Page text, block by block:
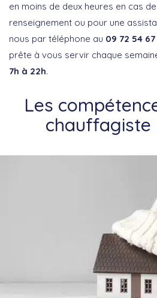
en moins de deux heures en cas
renseignement ou pour une
nous par téléphone au 09 72 54 67
prête à vous servir chaque
7h à 22h.
Les
chauffagiste